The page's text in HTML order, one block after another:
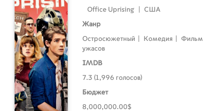
Office Uprising США
Жанр
Остросюжетный Комедия
Фильм
ужасов
IMDB
7.3 (1,996 голосов)
Бюджет
8,000,000.00$